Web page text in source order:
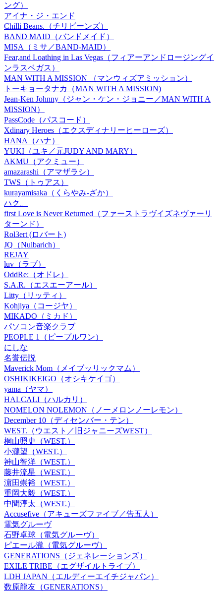
ング）
アイナ・ジ・エンド
Chilli Beans.（チリビーンズ）
BAND MAID（バンドメイド）
MISA（ミサ／BAND-MAID）
Fear,and Loathing in Las Vegas（フィアーアンドロージングイ
ンラスベガス）
MAN WITH A MISSION （マンウィズアミッション）
トーキョータナカ（MAN WITH A MISSION)
Jean-Ken Johnny（ジャン・ケン・ジョニー／MAN WITH A
MISSION）
PassCode（パスコード）
Xdinary Heroes（エクスディナリーヒーローズ）
HANA（ハナ）
YUKI（ユキ／元JUDY AND MARY）
AKMU（アクミュー）
amazarashi（アマザラシ）
TWS（トゥアス）
kurayamisaka（くらやみ-ざか）
ハク。
first Love is Never Returned（ファーストラヴイズネヴァーリ
ターンド）
Rol3ert (ロバート)
JQ（Nulbarich）
REJAY
luv（ラブ）
OddRe:（オドレ）
S.A.R.（エスエーアール）
Litty（リッティ）
Kohjiya（コージヤ）
MIKADO（ミカド）
パソコン音楽クラブ
PEOPLE 1（ピープルワン）
にしな
名誉伝説
Maverick Mom（メイブッリックマム）
OSHIKIKEIGO（オシキケイゴ）
yama（ヤマ）
HALCALI（ハルカリ）
NOMELON NOLEMON（ノーメロンノーレモン）
December 10（ディセンバー・テン）
WEST.（ウエスト／旧ジャニーズWEST）
桐山照史（WEST.）
小瀧望（WEST.）
神山智洋（WEST.）
藤井流星（WEST.）
濵田崇裕（WEST.）
重岡大毅（WEST.）
中間淳太（WEST.）
Accusefive（アキューズファイブ／告五人）
電気グルーヴ
石野卓球（電気グルーヴ）
ピエール瀧（電気グルーヴ）
GENERATIONS（ジェネレーションズ）
EXILE TRIBE（エグザイルトライブ）
LDH JAPAN（エルディーエイチジャパン）
数原龍友（GENERATIONS）